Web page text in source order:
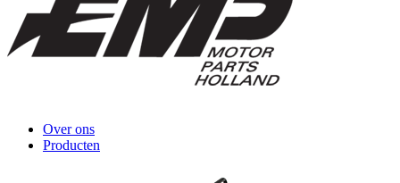
Over ons
Producten